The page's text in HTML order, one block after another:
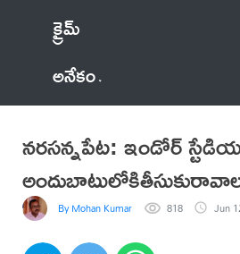
క్రైమ్
అనేకం
నరసన్నపేట: ఇండోర్
By Mohan Kumar 818 Jun